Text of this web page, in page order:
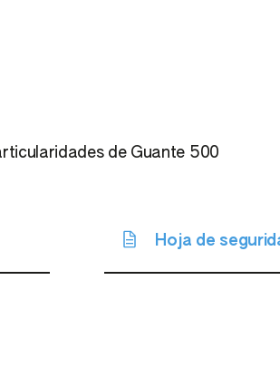
de Guante 500
Hoja de